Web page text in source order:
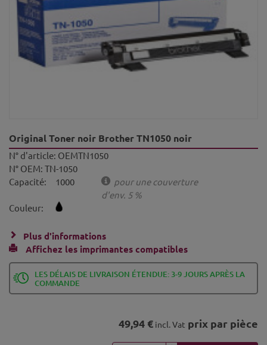
Original Toner noir Brother TN1050 noir
N° d'article: OEMTN1050
N° OEM: TN-1050
Capacité:
1000
pour une couverture
d'env. 5 %
Couleur:
Plus d'informations
Affichez les imprimantes compatibles
LES DÉLAIS DE LIVRAISON ÉTENDUE: 3-9 JOURS APRÈS LA
COMMANDE
49,94 € incl. Vat prix par pièce